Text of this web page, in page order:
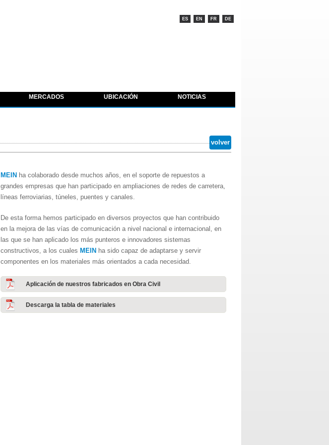
DE
FR
EN
ES
MERCADOS UBICACIÓN NOTICIAS
volver
MEIN ha colaborado desde muchos años, en el soporte de repuestos a
grandes empresas que han participado en ampliaciones de redes de carretera,
líneas ferroviarias, túneles, puentes y canales.
De esta forma hemos participado en diversos proyectos que han contribuido
en la mejora de las vías de comunicación a nivel nacional e internacional, en
las que se han aplicado los más punteros e innovadores sistemas
constructivos, a los cuales MEIN ha sido capaz de adaptarse y servir
componentes en los materiales más orientados a cada necesidad.
Aplicación de nuestros fabricados en Obra Civil
Descarga la tabla de materiales